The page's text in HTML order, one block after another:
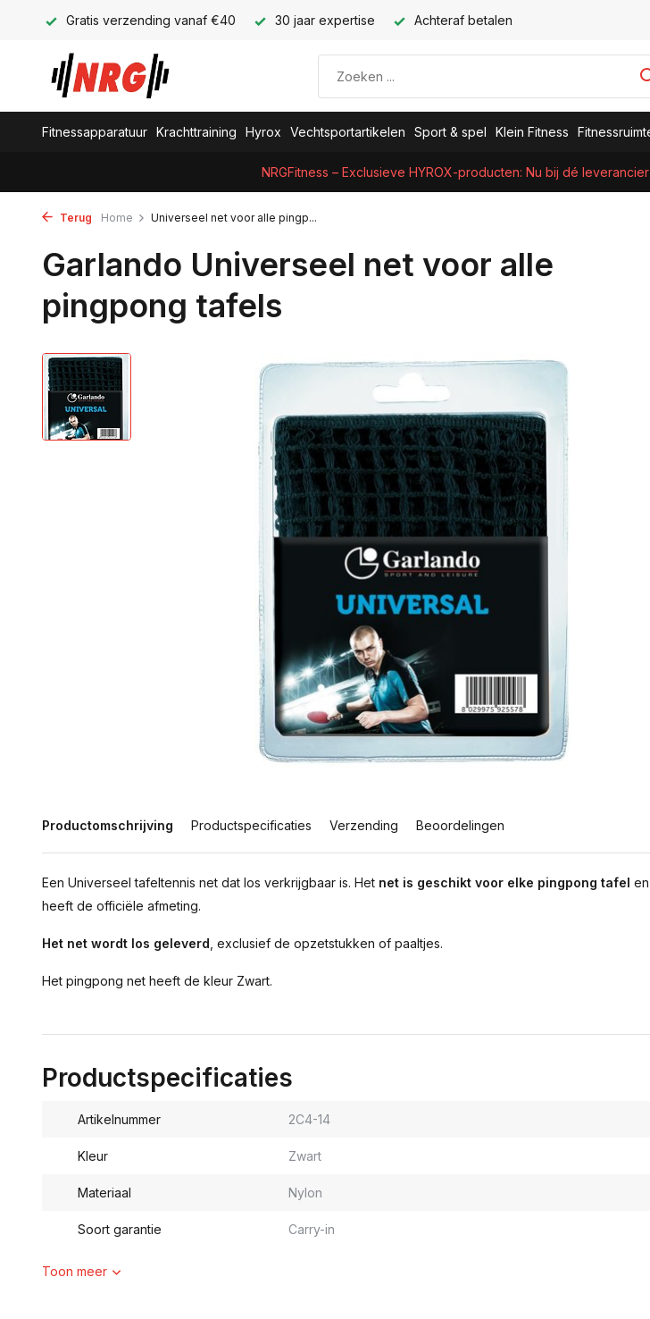
Gratis verzending vanaf €40 30 jaar expertise Achteraf betalen
Fitnessapparatuur Krachttraining Hyrox Vechtsportartikelen Sport & spel Klein Fitness
NRGFitness – Exclusieve HYROX-producten: Nu bij dé leverancier
Terug Home Universeel net voor alle pingp...
Garlando Universeel net voor alle
pingpong tafels
Productomschrijving Productspecificaties Verzending Beoordelingen
Een Universeel tafeltennis net dat los verkrijgbaar is. Het net is geschikt voor elke pingpong tafel en
heeft de officiële afmeting.
Het net wordt los geleverd , exclusief de opzetstukken of paaltjes.
Het pingpong net heeft de kleur Zwart.
Productspecificaties
Artikelnummer 2C4-14
Kleur Zwart
Materiaal Nylon
Soort garantie Carry-in
Toon meer